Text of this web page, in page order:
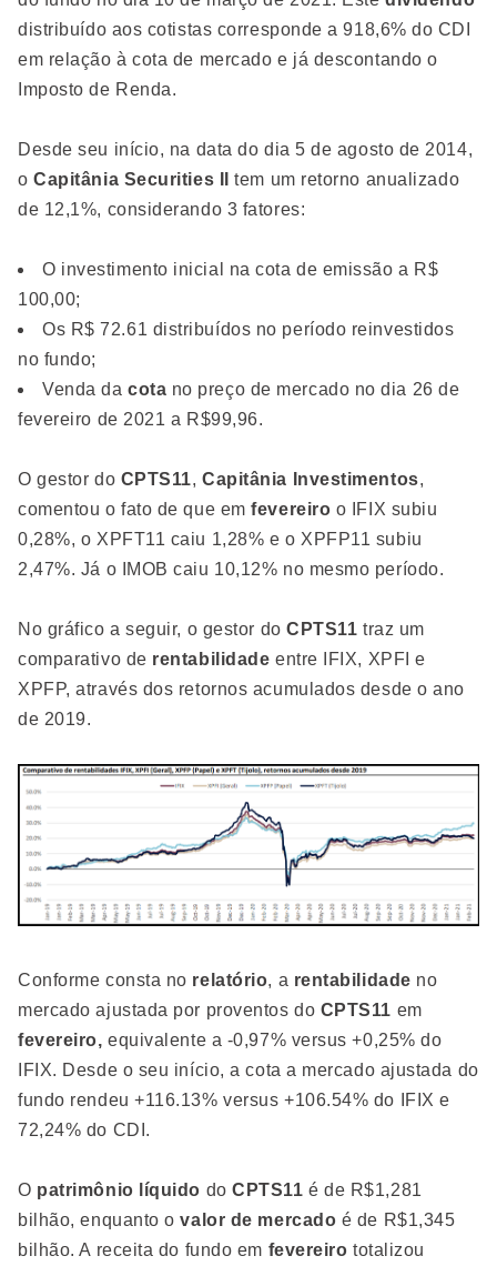
distribuído aos cotistas corresponde a 918,6% do CDI
em relação à cota de mercado e já descontando o
Imposto de Renda.
Desde seu início, na data do dia 5 de agosto de 2014,
oCapitânia Securities II
tem um retorno anualizado
de 12,1%, considerando 3 fatores:
O investimento inicial na cota de emissão a R$
100,00;
Os R$ 72.61 distribuídos no período reinvestidos
no fundo;
Venda da cota no preço de mercado no dia 26 de
fevereiro de 2021 a R$99,96.
O gestor do CPTS11,Capitânia Investimentos,
comentou o fato de que em fevereiro o IFIX subiu
0,28%, o XPFT11 caiu 1,28% e o XPFP11 subiu
2,47%. Já o IMOB caiu 10,12% no mesmo período.
No gráfico a seguir, o gestor doCPTS11 traz um
comparativo de rentabilidade entre IFIX, XPFI e
XPFP, através dos retornos acumulados desde o ano
de 2019.
Conforme consta no relatório, a rentabilidade no
mercado ajustada por proventos do CPTS11 em
fevereiro,equivalente a -0,97% versus +0,25% do
IFIX. Desde o seu início, a cota a mercado ajustada do
fundo rendeu +116.13% versus +106.54% do IFIX e
72,24% do CDI.
O patrimônio líquido doCPTS11 é de R$1,281
bilhão, enquanto ovalor de mercado é de R$1,345
bilhão. A receita do fundo em fevereiro totalizou